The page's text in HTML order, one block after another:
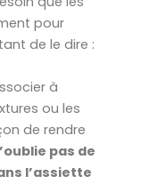
pour
de le dire :
à
ou les
de rendre
pas de
l’assiette